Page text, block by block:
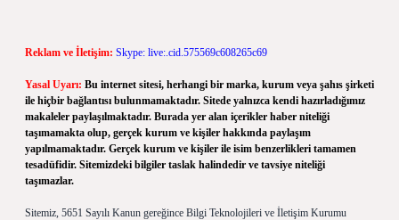
Reklam ve İletişim: Skype: live:.cid.575569c608265c69
Yasal Uyarı: Bu internet sitesi, herhangi bir marka, kurum veya şahıs şirketi
ile hiçbir bağlantısı bulunmamaktadır. Sitede yalnızca kendi hazırladığımız
makaleler paylaşılmaktadır. Burada yer alan içerikler haber niteliği
taşımamakta olup, gerçek kurum ve kişiler hakkında paylaşım
yapılmamaktadır. Gerçek kurum ve kişiler ile isim benzerlikleri tamamen
tesadüfidir. Sitemizdeki bilgiler taslak halindedir ve tavsiye niteliği
taşımazlar.
Sitemiz, 5651 Sayılı Kanun gereğince Bilgi Teknolojileri ve İletişim Kurumu